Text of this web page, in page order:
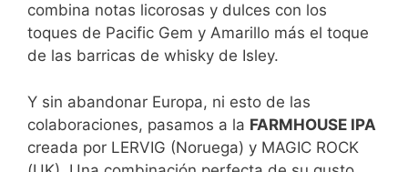
combina notas licorosas y dulces con los
toques de Pacific Gem y Amarillo más el toque
de las barricas de whisky de Isley.
Y sin abandonar Europa, ni esto de las
colaboraciones, pasamos a la FARMHOUSE IPA
creada por LERVIG (Noruega) y MAGIC ROCK